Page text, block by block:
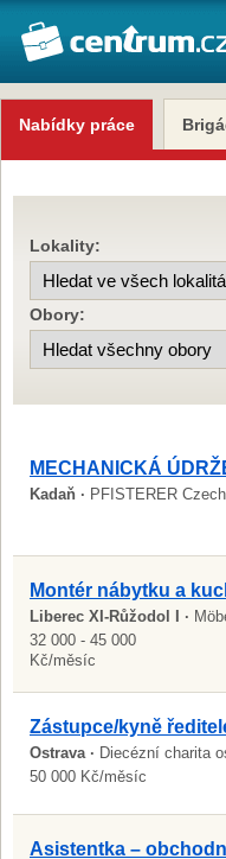
Nabídky práce
Lokality:
Obory:
MECHANICKÁ
Kadaň · PFISTERER
Montér nábytku a
Liberec XI-Růžodol I ·
32 000 - 45 000
Kč/měsíc
Zástupce/kyně
Ostrava · Diecézní charita
50 000 Kč/měsíc
Asistentka –